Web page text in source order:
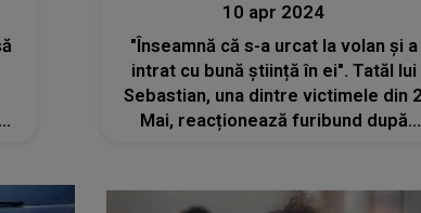
10 apr 2024
"Înseamnă că s-a urcat la volan și a
intrat cu bună știință în ei". Tatăl lui
Sebastian, una dintre victimele din 2
Mai, reacționează furibund după